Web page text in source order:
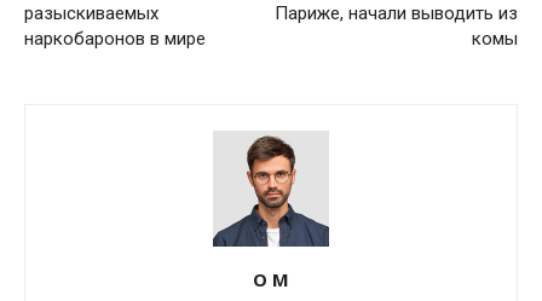
разыскиваемых
наркобаронов в мире
Париже, начали выводить из
комы
О М